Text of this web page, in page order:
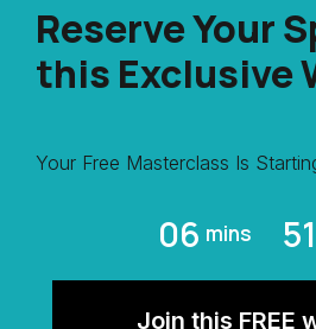
Reserve Your
this Exclusive
Your Free Masterclass Is
06 mins 50
Join this FREE